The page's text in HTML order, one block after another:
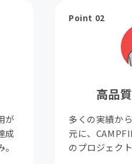
が
成
Point 02
高品
多くの実績か
元に、
のプロジェク